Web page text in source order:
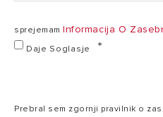
sprejemam Informacija O
Daje Soglasje
Prebral sem zgornji pravilnik o